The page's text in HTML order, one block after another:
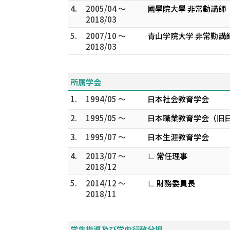
4.
2005/04 ～
2018/03
國學院大學 非常勤講師
5.
2007/10 ～
2018/03
青山学院大学 非常勤講
所属学会
1.
1994/05 ～
日本社会教育学会
2.
1995/05 ～
日本職業教育学会（旧
3.
1995/07 ～
日本生涯教育学会
4.
2013/07 ～
2018/12
∟ 常任理事
5.
2014/12 ～
2018/11
∟ 財務委員長